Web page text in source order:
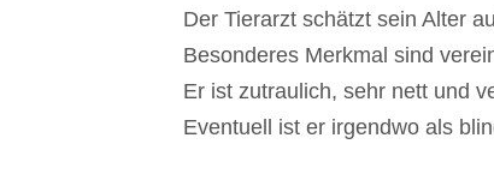
Der Tierarzt schätzt sein Alter
Besonderes Merkmal sind
Er ist zutraulich, sehr nett und
Eventuell ist er irgendwo als